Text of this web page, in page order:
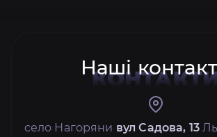
Наші
село Нагоряни вул Садова, 13